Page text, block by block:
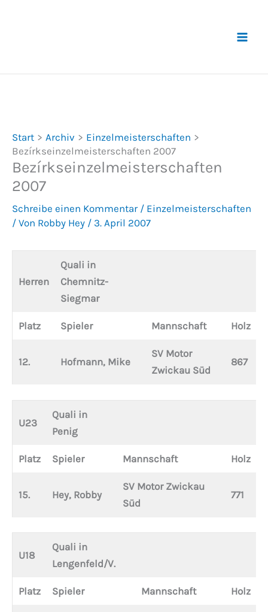
Start Archiv
Einzelmeisterschaften
Bezírkseinzelmeisterschaften 2007
Bezírkseinzelmeisterschaften
2007
Schreibe einen Kommentar / Einzelmeisterschaften
/ Von Robby Hey / 3. April 2007
Herren
Quali in
Chemnitz-
Siegmar
Platz Spieler Mannschaft Holz
12. Hofmann, Mike
SV Motor
Zwickau Süd
867
U23
Quali in
Penig
Platz Spieler Mannschaft Holz
15. Hey, Robby
SV Motor Zwickau
Süd
771
U18
Quali in
Lengenfeld/V.
Platz Spieler Mannschaft Holz